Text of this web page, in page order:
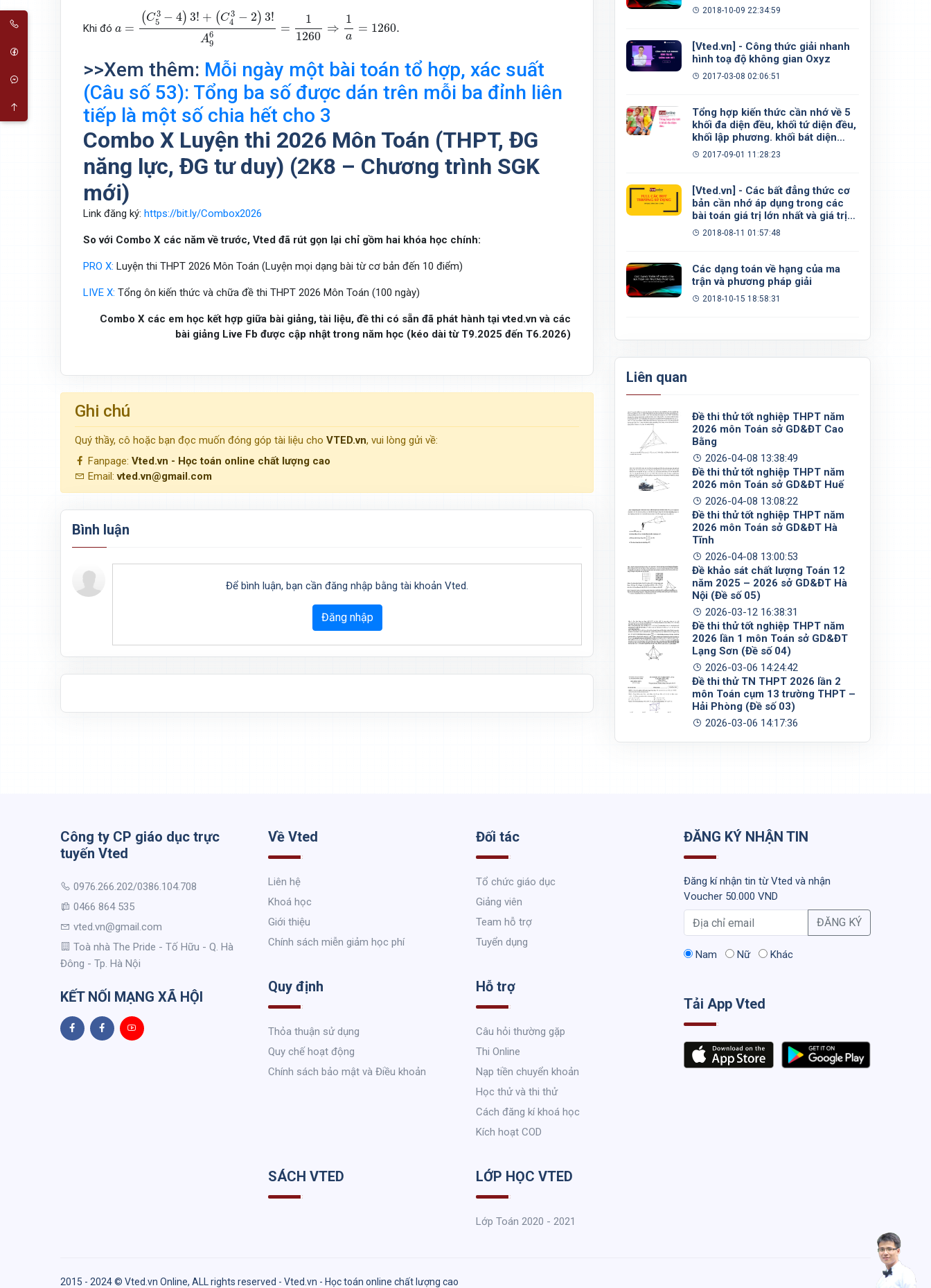
Khi đó a =
(C3
5 − 4) 3! + (C3
4 − 2) 3!
A6
9
=
1
1260
⇒
1
a
= 1260.
53− !+ (C −2)3 96 =1
>>Xem thêm: Mỗi ngày một bài toán tổ hợp, xác suất
(Câu số 53): Tổng ba số được dán trên mỗi ba đỉnh liên
tiếp là một số chia hết cho 3
Combo X Luyện thi 2026 Môn Toán (THPT, ĐG
năng lực, ĐG tư duy) (2K8 – Chương trình SGK
mới)
Link đăng ký: https://bit.ly/Combox2026
So với Combo X các năm về trước, Vted đã rút gọn lại chỉ gồm hai khóa học chính:
PRO X: Luyện thi THPT 2026 Môn Toán (Luyện mọi dạng bài từ cơ bản đến 10 điểm)
LIVE X: Tổng ôn kiến thức và chữa đề thi THPT 2026 Môn Toán (100 ngày)
Combo X các em học kết hợp giữa bài giảng, tài liệu, đề thi có sẵn đã phát hành tại vted.vn và các
bài giảng Live Fb được cập nhật trong năm học (kéo dài từ T9.2025 đến T6.2026)
Ghi chú
Quý thầy, cô hoặc bạn đọc muốn đóng góp tài liệu cho VTED.vn, vui lòng gửi về:
Fanpage: Vted.vn - Học toán online chất lượng cao
Email:vted.vn@gmail.com
Bình luận
Để bình luận, bạn cần đăng nhập bằng tài khoản Vted.
Đăng nhập
2018-10-09 22:34:59
[Vted.vn] - Công thức giải nhanh
hình toạ độ không gian Oxyz
2017-03-08 02:06:51
Tổng hợp kiến thức cần nhớ về 5
khối đa diện đều, khối tứ diện đều,
khối lập phương. khối bát diện
đều, khối 12 mặt đều, khối 20 mặt
2017-09-01 11:28:23
[Vted.vn] - Các bất đẳng thức cơ
bản cần nhớ áp dụng trong các
bài toán giá trị lớn nhất và giá trị
nhỏ nhất
2018-08-11 01:57:48
Các dạng toán về hạng của ma
trận và phương pháp giải
2018-10-15 18:58:31
Liên quan
Đề thi thử tốt nghiệp THPT năm
2026 môn Toán sở GD&ĐT Cao
Bằng
2026-04-08 13:38:49
Đề thi thử tốt nghiệp THPT năm
2026 môn Toán sở GD&ĐT Huế
2026-04-08 13:08:22
Đề thi thử tốt nghiệp THPT năm
2026 môn Toán sở GD&ĐT Hà
Tĩnh
2026-04-08 13:00:53
Đề khảo sát chất lượng Toán 12
năm 2025 – 2026 sở GD&ĐT Hà
Nội (Đề số 05)
2026-03-12 16:38:31
Đề thi thử tốt nghiệp THPT năm
2026 lần 1 môn Toán sở GD&ĐT
Lạng Sơn (Đề số 04)
2026-03-06 14:24:42
Đề thi thử TN THPT 2026 lần 2
môn Toán cụm 13 trường THPT –
Hải Phòng (Đề số 03)
2026-03-06 14:17:36
Công ty CP giáo dục trực
tuyến Vted
0976.266.202/0386.104.708
0466 864 535
vted.vn@gmail.com
Toà nhà The Pride - Tố Hữu - Q. Hà
Đông - Tp. Hà Nội
KẾT NỐI MẠNG XÃ HỘI
Về Vted
Liên hệ
Khoá học
Giới thiệu
Chính sách miễn giảm học phí
Đối tác
Tổ chức giáo dục
Giảng viên
Team hỗ trợ
Tuyển dụng
Quy định
Thỏa thuận sử dụng
Quy chế hoạt động
Chính sách bảo mật và Điều khoản
Hỗ trợ
Câu hỏi thường gặp
Thi Online
Nạp tiền chuyển khoản
Học thử và thi thử
Cách đăng kí khoá học
Kích hoạt COD
SÁCH VTED LỚP HỌC VTED
Lớp Toán 2020 - 2021
ĐĂNG KÝ NHẬN TIN
Đăng kí nhận tin từ Vted và nhận
Voucher 50.000 VND
ĐĂNG KÝ
Nam Nữ Khác
Tải App Vted
2015 - 2024 © Vted.vn Online, ALL rights reserved - Vted.vn - Học toán online chất lượng cao